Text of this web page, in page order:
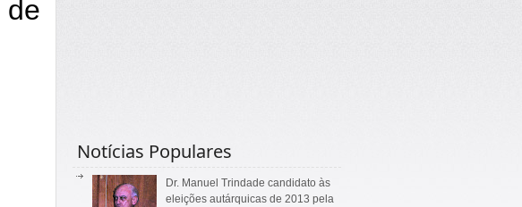
Notícias Populares
Dr. Manuel Trindade candidato às
eleições autárquicas de 2013 pela